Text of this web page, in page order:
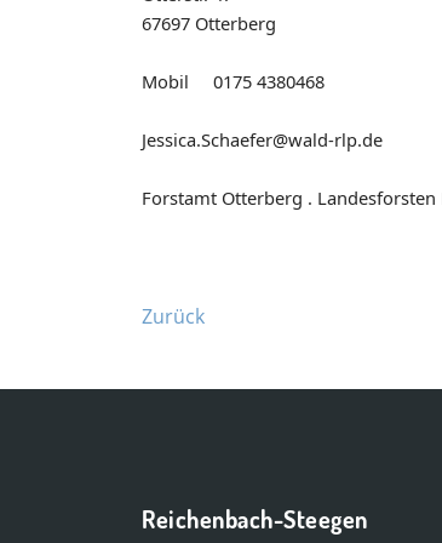
67697 Otterberg
Mobil 0175 4380468
Jessica.Schaefer@wald-rlp.de
Forstamt Otterberg . Landesforsten
Zurück
Reichenbach-Steegen